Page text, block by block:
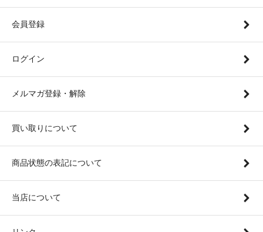
会員登録
ログイン
メルマガ登録・解除
買い取りについて
商品状態の表記について
当店について